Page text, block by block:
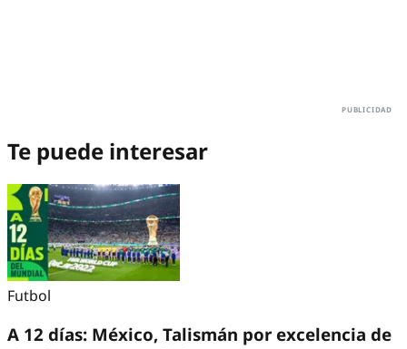
Te puede interesar
Futbol
A 12 días: México, Talismán por excelencia de